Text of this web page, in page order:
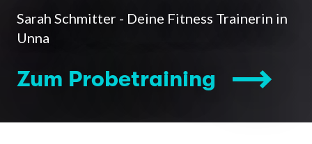
Sarah Schmitter - Deine Fitness Trainerin in
Unna
Zum Probetraining